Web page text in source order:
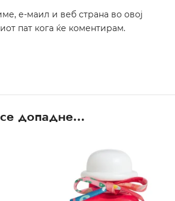
е-маил и веб страна во овој
пат кога ќе коментирам.
допадне…